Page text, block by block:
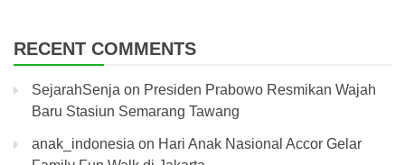
RECENT COMMENTS
SejarahSenja on Presiden Prabowo Resmikan Wajah
Baru Stasiun Semarang Tawang
anak_indonesia on Hari Anak Nasional Accor Gelar